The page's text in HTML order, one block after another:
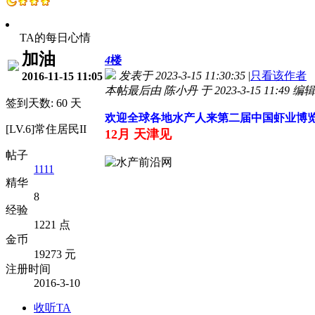
TA的每日心情
加油
2016-11-15 11:05
签到天数: 60 天
[LV.6]常住居民II
帖子
1111
精华
8
经验
1221 点
金币
19273 元
注册时间
2016-3-10
收听TA
4楼
发表于 2023-3-15 11:30:35 |只看该作者
本帖最后由 陈小丹 于 2023-3-15 11:49 编辑
欢迎全球各地水产人来第二届中国虾业博
12月 天津见